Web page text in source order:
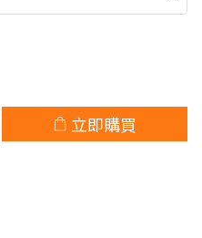
立即購買